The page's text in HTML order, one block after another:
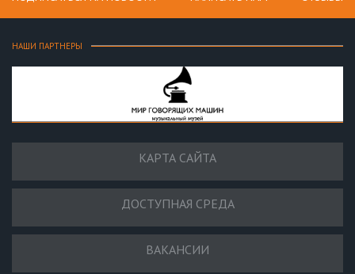
НАШИ ПАРТНЕРЫ
КАРТА САЙТА
ДОСТУПНАЯ СРЕДА
ВАКАНСИИ